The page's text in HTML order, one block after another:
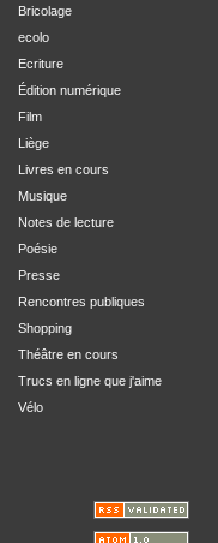
Bricolage
ecolo
Ecriture
Édition numérique
Film
Liège
Livres en cours
Musique
Notes de lecture
Poésie
Presse
Rencontres publiques
Shopping
Théâtre en cours
Trucs en ligne que j'aime
Vélo